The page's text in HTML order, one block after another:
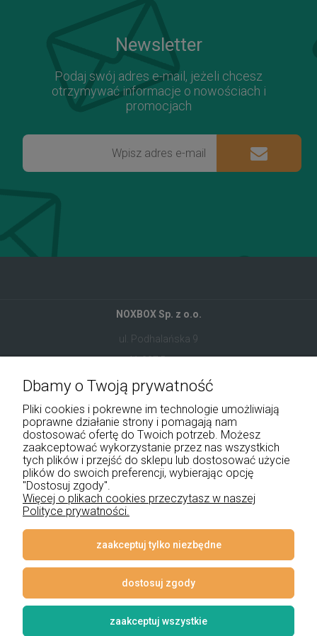
Newsletter
Podaj swój adres e-mail, jeżeli chcesz
otrzymywać informacje o nowościach i
promocjach
NOXBOX Sp. z o.o.
ul. Podhalańska 9
41-907 Bytom
+48 534 555 344
sklep@noxbox.pl
Pomoc
Płatności i dostawa
Informacje
Dbamy o Twoją prywatność
Pliki cookies i pokrewne im technologie umożliwiają
poprawne działanie strony i pomagają nam
dostosować ofertę do Twoich potrzeb. Możesz
zaakceptować wykorzystanie przez nas wszystkich
tych plików i przejść do sklepu lub dostosować użycie
plików do swoich preferencji, wybierając opcję
"Dostosuj zgody".
Więcej o plikach cookies przeczytasz w naszej
Polityce prywatności.
zaakceptuj tylko niezbędne
dostosuj zgody
zaakceptuj wszystkie